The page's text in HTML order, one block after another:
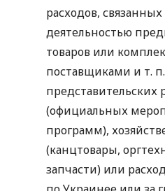
расходов,
деятельностью
товаров или
поставщиками и т. п.
представительских
(официальных
программ),
(канцтовары,
запчасти) или